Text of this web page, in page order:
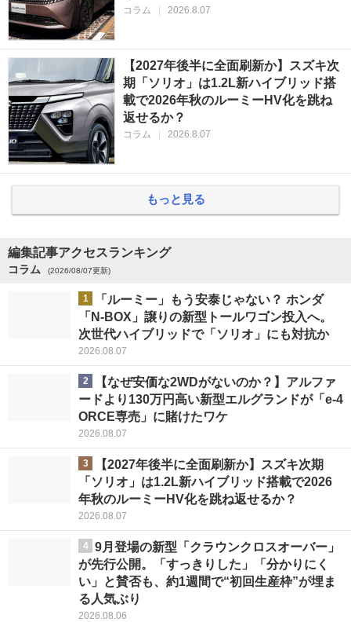
コラム | 2026.8.07
【2027年後半に全面刷新か】スズキ次
期「ソリオ」は1.2L新ハイブリッド搭
載で2026年秋のルーミーHV化を跳ね
返せるか？
コラム | 2026.8.07
もっと見る
編集記事アクセスランキング
コラム (2026/08/07更新)
1
「ルーミー」もう安泰じゃない？ ホンダ
「N-BOX」譲りの新型トールワゴン投入へ。
次世代ハイブリッドで「ソリオ」にも対抗か
2026.08.07
2
【なぜ安価な2WDがないのか？】アルファ
ードより130万円高い新型エルグランドが「e-4
ORCE専売」に賭けたワケ
2026.08.07
3
【2027年後半に全面刷新か】スズキ次期
「ソリオ」は1.2L新ハイブリッド搭載で2026
年秋のルーミーHV化を跳ね返せるか？
2026.08.07
4
9月登場の新型「クラウンクロスオーバー」
が先行公開。「すっきりした」「分かりにく
い」と賛否も、約1週間で“初回生産枠”が埋ま
る人気ぶり
2026.08.06